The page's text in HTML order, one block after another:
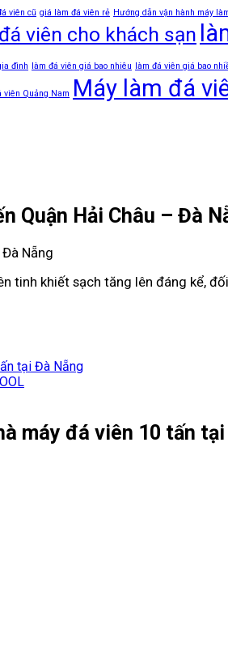
viên cũ giá làm đá viên rẻ Hướng dẫn vận hành máy
viên cho khách sạn
đình làm đá viên giá bao nhiêu làm đá viên giá bao
viên Quảng Nam Máy làm đá
Quận Hải Châu – Đà
Nẵng
tinh khiết sạch tăng lên đáng kể,
tại Đà Nẵng
máy đá viên 10 tấn